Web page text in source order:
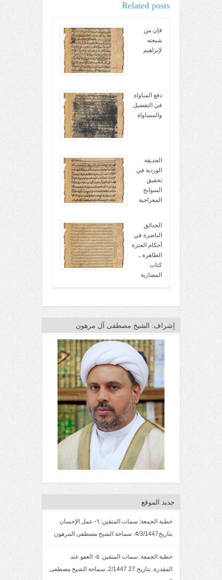
Related posts
فإن من
شيعته
لإبراهيم
دفع المناواة
في التفضيل
والمساواة
الحديقة
الوردية في
تحقيق
السوانح
المعراجية
الحدائق
الناضرة في
أحكام العترة
الطاهرة ـ
كتاب
المضاربة
إشراف: الشيخ مصطفى آل مرهون
جديد الموقع
خطبة الجمعة: سمات المتقين: ٦- عمل الإحسان
بتاريخ4/3/1447. سماحة الشيخ مصطفى المرهون
خطبة الجمعة: سمات المتقين: ٥- العفو عند
المقدرة. بتاريخ 27 2/1447. سماحة الشيخ مصطفى